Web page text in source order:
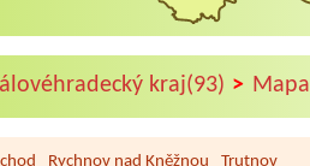
kraj(93) > Mapa
Rychnov nad Kněžnou Trutnov